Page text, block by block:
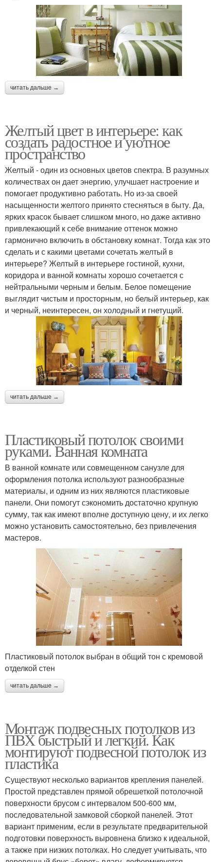
читать дальше →
Желтый цвет в интерьере: как
создать радостное и уютное
пространство
Желтый - один из основных цветов спектра. В разумных
количествах он дает энергию, улучшает настроение и
помогает продуктивно работать. Но из-за своей
насыщенности желтого принято стесняться в быту. Да,
ярких красок бывает слишком много, но даже активно
привлекающий к себе внимание оттенок можно
гармонично включить в обстановку комнат. Тогда как это
сделать и с какими цветами сочетать желтый в
интерьере? Желтый в интерьере гостиной, кухни,
коридора и ванной комнаты хорошо сочетается с
нейтральными черным и белым. Белое помещение
выглядит чистым и просторным, но белый интерьер, как
и черный, неинтересен, он холодный и гнетущий.
читать дальше →
Пластиковый потолок своими
руками. Ванная комната
В ванной комнате или совмещенном санузле для
оформления потолка используют разнообразные
материалы, и одним из них являются пластиковые
панели. Они помогут сэкономить достаточно крупную
сумму, так как имеют вполне доступную цену, и их легко
можно установить самостоятельно, без привлечения
мастеров.
Пластиковый потолок выбран в общий тон с кремовой
отделкой стен
читать дальше →
Монтаж подвесных потолков из
ПВХ быстрый и легкий. Как
монтируют подвесной потолок из
пластика
Существуют несколько вариантов крепления панелей.
Простой представлен прямой обрешеткой потолочной
поверхности брусом с интервалом 500-600 мм,
последовательной замковой сборкой панелей. Этот
вариант применим, если в результате предварительной
подготовки поверхность выровнена близко к идеальной,
а также при низких потолках. Но следует учитывать, что